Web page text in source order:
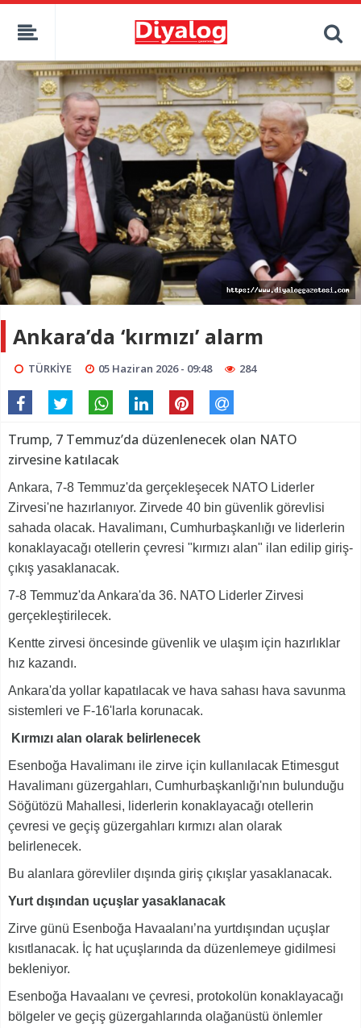
Ankara’da ‘kırmızı’ alarm
TÜRKİYE 05 Haziran 2026 - 09:48 284
Trump, 7 Temmuz’da düzenlenecek olan NATO
zirvesine katılacak
Ankara, 7-8 Temmuz'da gerçekleşecek NATO Liderler
Zirvesi'ne hazırlanıyor. Zirvede 40 bin güvenlik görevlisi
sahada olacak. Havalimanı, Cumhurbaşkanlığı ve liderlerin
konaklayacağı otellerin çevresi "kırmızı alan" ilan edilip giriş-
çıkış yasaklanacak.
7-8 Temmuz'da Ankara'da 36. NATO Liderler Zirvesi
gerçekleştirilecek.
Kentte zirvesi öncesinde güvenlik ve ulaşım için hazırlıklar
hız kazandı.
Ankara'da yollar kapatılacak ve hava sahası hava savunma
sistemleri ve F-16'larla korunacak.
Kırmızı alan olarak belirlenecek
Esenboğa Havalimanı ile zirve için kullanılacak Etimesgut
Havalimanı güzergahları, Cumhurbaşkanlığı'nın bulunduğu
Söğütözü Mahallesi, liderlerin konaklayacağı otellerin
çevresi ve geçiş güzergahları kırmızı alan olarak
belirlenecek.
Bu alanlara görevliler dışında giriş çıkışlar yasaklanacak.
Yurt dışından uçuşlar yasaklanacak
Zirve günü Esenboğa Havaalanı’na yurtdışından uçuşlar
kısıtlanacak. İç hat uçuşlarında da düzenlemeye gidilmesi
bekleniyor.
Esenboğa Havaalanı ve çevresi, protokolün konaklayacağı
bölgeler ve geçiş güzergahlarında olağanüstü önlemler